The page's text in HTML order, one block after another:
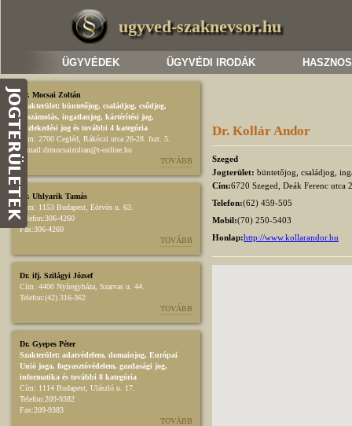
ugyved-szaknevsor.hu
ÜGYVÉDEK ÜGYVÉDI IRODÁK
Dr. Mocsai Zoltán
Szakterület: büntetőjog, családjog, csődjog,
felszámolás, ingatlanjog, kártérítési jog,
közlekedési jog és további 4 kategória
Cím: 2700 Cegléd, Rákóczi utca 26-28. fszt. 5.
E-mail:drmocsaizoltan@t-online.hu
TOVÁBB
Dr. Uhlyarik Tamás
Cím: 1153 Budapest, Eötvös u. 63.
Telefon:306-4260
Fax:306-4260
TOVÁBB
Dr. ifj. Szilágyi József
Cím: 4400 Nyíregyháza, Szarvas u. 44.
Telefon:(42) 316-362
TOVÁBB
Dr. Gyepes Péter
Szakterület: adatvédelem, domainjog, Európai
Unió joga, fogyasztóvédelem, gazdasági jog,
informatika és további 8 kategória
Cím: 1114 Budapest, Ulászló u. 17.
Telefon:209-9382
Fax:209-9383
TOVÁBB
Dr. Kollár Andor
Szeged
Jogterület: büntetőjog, családjog,
Cím:6720 Szeged, Deák Ferenc utca
Telefon:(62) 459-505
Mobil:(70) 250-5403
Honlap:http://www.kollarandor.hu